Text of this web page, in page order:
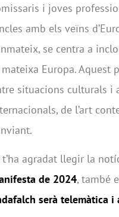
i joves
amb els veïns
se centra a
Europa. Aquest
situacions culturals i
de l’art
t’ha agradat llegir la
de 2024, també
serà telemàtica